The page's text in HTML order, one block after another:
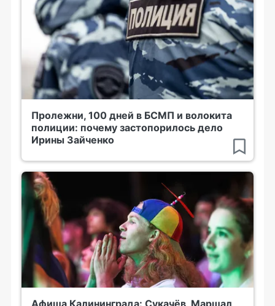
Пролежни, 100 дней в БСМП и волокита
полиции: почему застопорилось дело
Ирины Зайченко
Афиша Калининграда: Сукачёв, Маршал,